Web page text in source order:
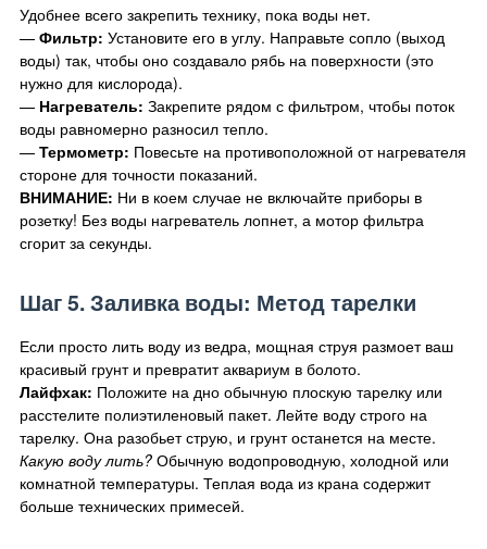
Удобнее всего закрепить технику, пока воды нет.
— Фильтр: Установите его в углу. Направьте сопло (выход
воды) так, чтобы оно создавало рябь на поверхности (это
нужно для кислорода).
— Нагреватель: Закрепите рядом с фильтром, чтобы поток
воды равномерно разносил тепло.
— Термометр: Повесьте на противоположной от нагревателя
стороне для точности показаний.
ВНИМАНИЕ: Ни в коем случае не включайте приборы в
розетку! Без воды нагреватель лопнет, а мотор фильтра
сгорит за секунды.
Шаг 5. Заливка воды: Метод тарелки
Если просто лить воду из ведра, мощная струя размоет ваш
красивый грунт и превратит аквариум в болото.
Лайфхак: Положите на дно обычную плоскую тарелку или
расстелите полиэтиленовый пакет. Лейте воду строго на
тарелку. Она разобьет струю, и грунт останется на месте.
Какую воду лить? Обычную водопроводную, холодной или
комнатной температуры. Теплая вода из крана содержит
больше технических примесей.